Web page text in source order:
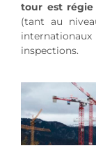
tour est régie
(tant au
inspections.